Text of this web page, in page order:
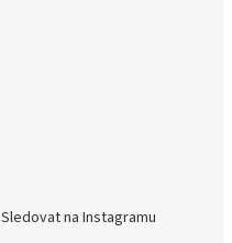
Sledovat na Instagramu